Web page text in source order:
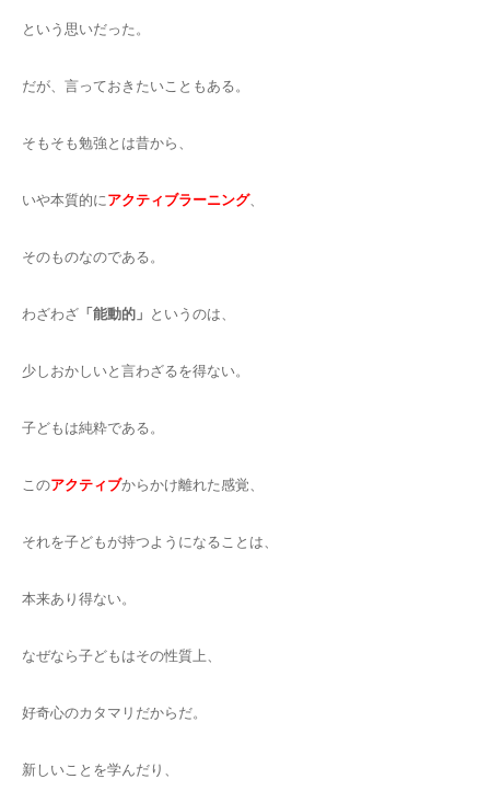
という思いだった。
だが、言っておきたいこともある。
そもそも勉強とは昔から、
いや本質的にアクティブラーニング、
そのものなのである。
わざわざ 「能動的」 というのは、
少しおかしいと言わざるを得ない。
子どもは純粋である。
このアクティブからかけ離れた感覚、
それを子どもが持つようになることは、
本来あり得ない。
なぜなら子どもはその性質上、
好奇心のカタマリだからだ。
新しいことを学んだり、